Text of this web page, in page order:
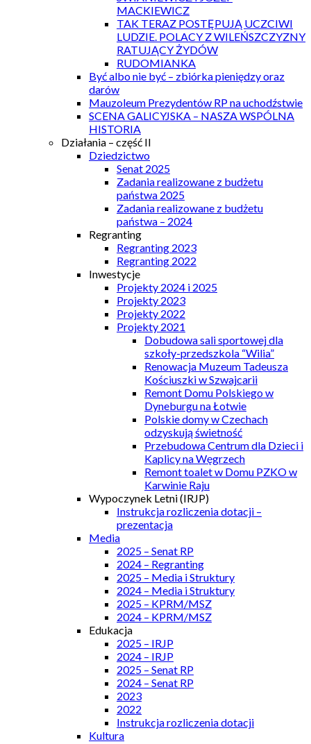
MACKIEWICZ
TAK TERAZ POSTĘPUJĄ UCZCIWI
LUDZIE. POLACY Z WILEŃSZCZYZNY
RATUJĄCY ŻYDÓW
RUDOMIANKA
Być albo nie być – zbiórka pieniędzy oraz
darów
Mauzoleum Prezydentów RP na uchodźstwie
SCENA GALICYJSKA – NASZA WSPÓLNA
HISTORIA
Działania – część II
Dziedzictwo
Senat 2025
Zadania realizowane z budżetu
państwa 2025
Zadania realizowane z budżetu
państwa – 2024
Regranting
Regranting 2023
Regranting 2022
Inwestycje
Projekty 2024 i 2025
Projekty 2023
Projekty 2022
Projekty 2021
Dobudowa sali sportowej dla
szkoły-przedszkola “Wilia”
Renowacja Muzeum Tadeusza
Kościuszki w Szwajcarii
Remont Domu Polskiego w
Dyneburgu na Łotwie
Polskie domy w Czechach
odzyskują świetność
Przebudowa Centrum dla Dzieci i
Kaplicy na Węgrzech
Remont toalet w Domu PZKO w
Karwinie Raju
Wypoczynek Letni (IRJP)
Instrukcja rozliczenia dotacji –
prezentacja
Media
2025 – Senat RP
2024 – Regranting
2025 – Media i Struktury
2024 – Media i Struktury
2025 – KPRM/MSZ
2024 – KPRM/MSZ
Edukacja
2025 – IRJP
2024 – IRJP
2025 – Senat RP
2024 – Senat RP
2023
2022
Instrukcja rozliczenia dotacji
Kultura